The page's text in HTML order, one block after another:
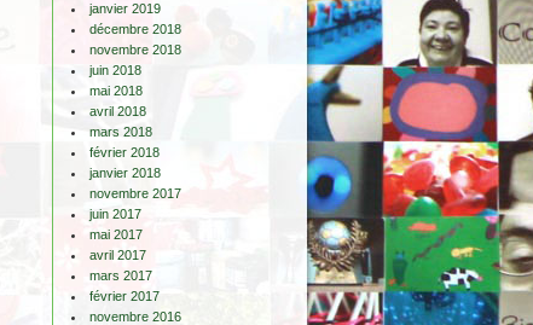
janvier 2019
décembre 2018
novembre 2018
juin 2018
mai 2018
avril 2018
mars 2018
février 2018
janvier 2018
novembre 2017
juin 2017
mai 2017
avril 2017
mars 2017
février 2017
novembre 2016